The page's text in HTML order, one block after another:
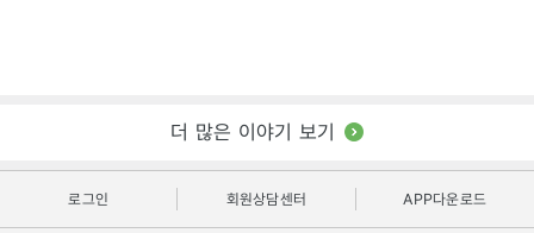
더 많은 이야기 보기
로그인 회원상담센터 APP다운로드